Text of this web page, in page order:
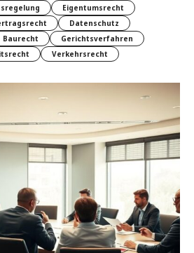
Eigentumsrecht
Datenschutz
Baurecht
Gerichtsverfahren
Verkehrsrecht